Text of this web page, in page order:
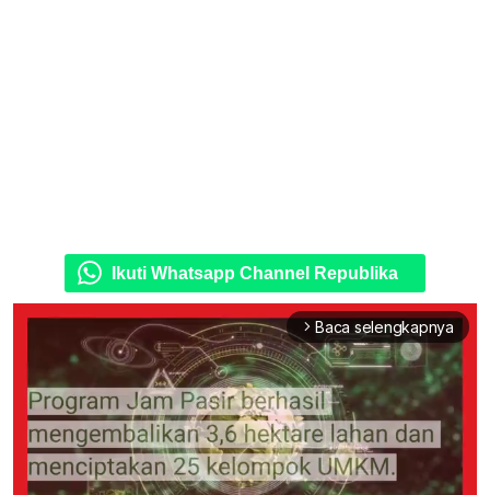
Ikuti Whatsapp Channel Republika
arrow_forward_ios Baca selengkapnya